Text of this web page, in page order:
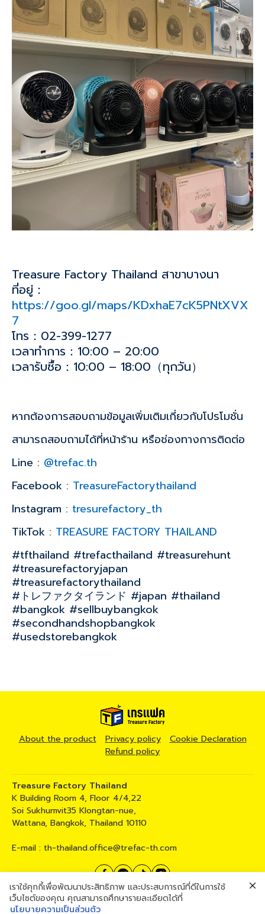
Treasure Factory Thailand สาขาบางนา
ที่อยู่：
https://goo.gl/maps/KDxhaE7cK5PNtXVX
7
โทร：02-399-1277
เวลาทำการ：10:00 – 20:00
เวลารับซื้อ：10:00 – 18:00（ทุกวัน）
หากต้องการสอบถามข้อมูลเพิ่มเติมเกี่ยวกับโปรโมชั่น
สามารถสอบถามได้ที่หน้าร้าน หรือช่องทางการติดต่อ
Line : @trefac.th
Facebook : TreasureFactorythailand
Instagram : tresurefactory_th
TikTok : TREASURE FACTORY THAILAND
#tfthailand #trefacthailand #treasurehunt
#treasurefactoryjapan
#treasurefactorythailand
#トレファクタイランド #japan #thailand
#bangkok #sellbuybangkok
#secondhandshopbangkok
#usedstorebangkok
About the product Privacy policy
Cookie Declaration
Refund policy
Treasure Factory Thailand
K Building Room 4, Floor 4/4,22
Soi Sukhumvit35 Klongtan-nue,
Wattana, Bangkok, Thailand 10110
E-mail : th-thailand.office@trefac-th.com
02 258 5317
เราใช้คุกกี้เพื่อพัฒนาประสิทธิภาพ และประสบการณ์ที่ดีในการใช้
เว็บไซต์ของคุณ คุณสามารถศึกษารายละเอียดได้ที่
นโยบายความเป็นส่วนตัว